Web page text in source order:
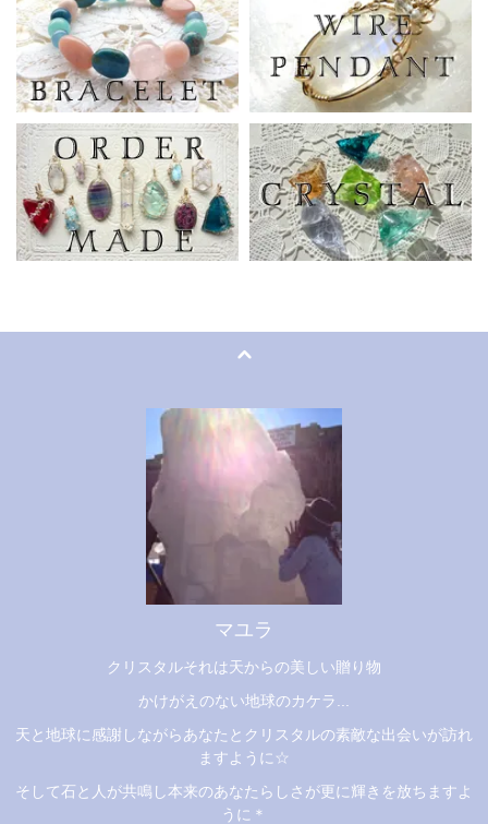
マユラ
クリスタルそれは天からの美しい贈り物
かけがえのない地球のカケラ...
天と地球に感謝しながらあなたとクリスタルの素敵な出会いが訪れ
ますように☆
そして石と人が共鳴し本来のあなたらしさが更に輝きを放ちますよ
うに＊